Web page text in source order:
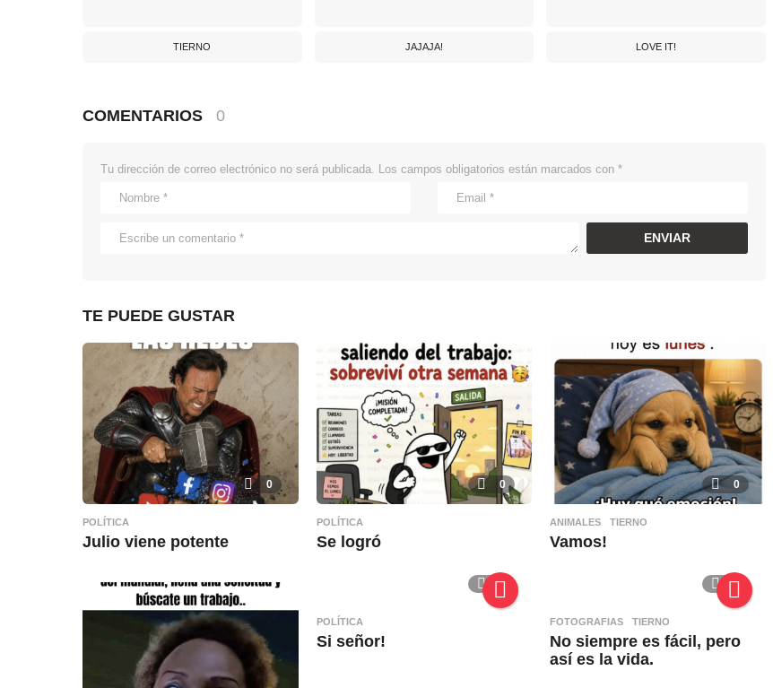
TIERNO JAJAJA! LOVE IT!
COMENTARIOS 0
Tu dirección de correo electrónico no será publicada. Los campos obligatorios están marcados con *
TE PUEDE GUSTAR
0
POLÍTICA
Julio viene potente
0
POLÍTICA
Se logró
0
ANIMALES ,TIERNO
Vamos!
0
POLÍTICA
Si señor!
0
FOTOGRAFIAS ,TIERNO
No siempre es fácil, pero
así es la vida.